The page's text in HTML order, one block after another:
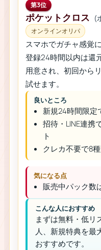
第3位
ポケットクロス (
オンラインオリパ
スマホでガチャ感覚
登録24時間以内は還
用意され、初回から
試せます。
良いところ
新規24時間限定
招待・LINE連携
ト
クレカ不要で8
気になる点
販売中パック数
こんな人におすすめ
まずは無料・低リ
人、新規特典を最
おすすめです。